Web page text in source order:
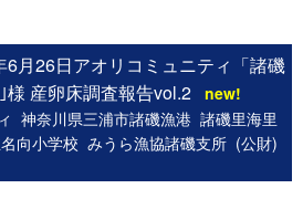
6月26日アオリコミュニティ「諸磯
様 産卵床調査報告vol.2 new!
神奈川県三浦市諸磯漁港 諸磯里海里
向小学校 みうら漁協諸磯支所 (公財)